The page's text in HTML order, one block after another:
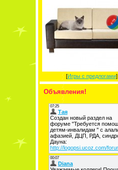
[Игры с предлогами]
Объявления!